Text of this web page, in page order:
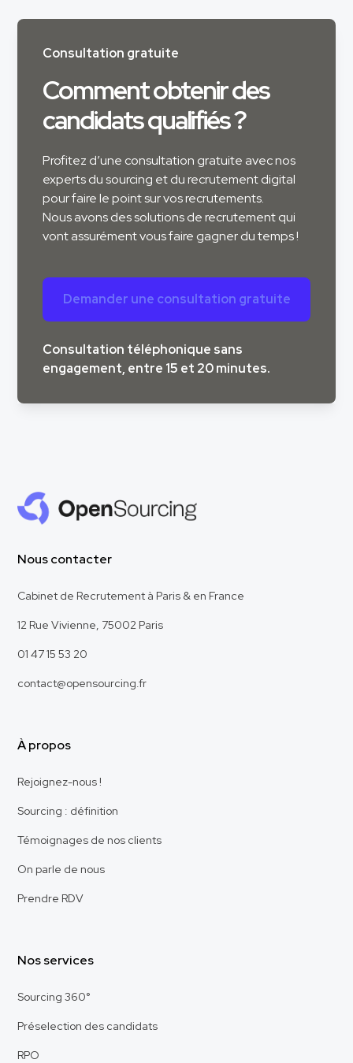
Consultation gratuite
Comment obtenir des
candidats qualifiés ?
Profitez d’une consultation gratuite avec nos
experts du sourcing et du recrutement digital
pour faire le point sur vos recrutements.
Nous avons des solutions de recrutement qui
vont assurément vous faire gagner du temps !
Demander une consultation gratuite
Consultation téléphonique sans
engagement, entre 15 et 20 minutes.
Nous contacter
Cabinet de Recrutement à Paris & en France
12 Rue Vivienne, 75002 Paris
01 47 15 53 20
contact@opensourcing.fr
À propos
Rejoignez-nous !
Sourcing : définition
Témoignages de nos clients
On parle de nous
Prendre RDV
Nos services
Sourcing 360°
Préselection des candidats
RPO